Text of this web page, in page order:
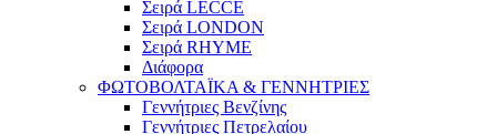
Σειρά LECCE
Σειρά LONDON
Σειρά RHYME
Διάφορα
ΦΩΤΟΒΟΛΤΑΪΚΑ & ΓΕΝΝΗΤΡΙΕΣ
Γεννήτριες Βενζίνης
Γεννήτριες Πετρελαίου